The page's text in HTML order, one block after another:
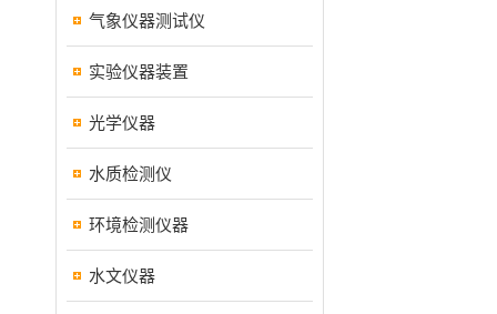
气象仪器测试仪
实验仪器装置
光学仪器
水质检测仪
环境检测仪器
水文仪器